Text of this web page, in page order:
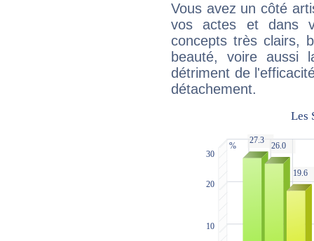
Vous avez un côté
vos actes et dans
concepts très clairs,
beauté, voire aussi
détriment de
détachement.